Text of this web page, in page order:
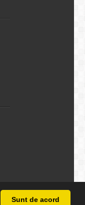
Sunt de acord